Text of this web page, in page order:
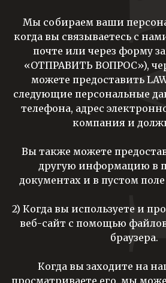
Мы собираем ваши
когда вы связываетесь с
почте или через форму
«ОТПРАВИТЬ ВОПРОС»),
можете предоставить
следующие персональные
телефона, адрес
компания и
Вы также можете
другую информацию в
документах и ​​в пустом
2) Когда вы используете и
веб-сайт с помощью
браузера.
Когда вы заходите на
просматриваете его, мы